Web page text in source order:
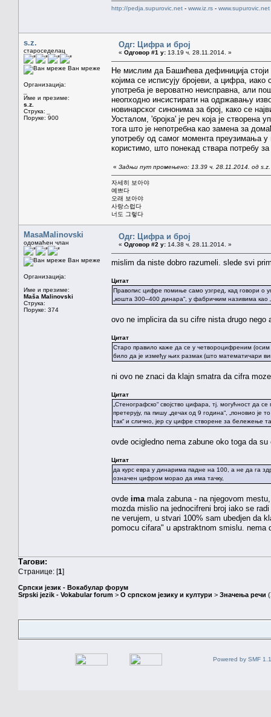
http://pedja.supurovic.net - www.iz.rs - www.supurovic.net
s.z.
староседелац
Ван мреже
Организација:
Име и презиме:
s.z.
Струка:
Поруке: 900
Одг: Цифра и број
« Одговор #1 у: 13.19 ч. 28.11.2014. »
Не мислим да Башићева дефиниција стоји
којима се исписују бројеви, а цифра,
употреба је вероватно неисправна, али
неопходно инсистирати на одржавању
новинарског синонима за број, како се
Уосталом, 'бројка' је реч која је
тога што је непотребна као замена за
употребу од самог момента преузимања у
користимо, што понекад ствара потребу
« Задњи пут промењено: 13.39 ч. 28.11.2014. од s.z.
자세히 보아야
예쁘다
오래 보아야
사랑스럽다
너도 그렇다
MasaMalinovski
одомаћен члан
Ван мреже
Организација:
Име и презиме:
Maša Malinovski
Струка:
Поруке: 374
Одг: Цифра и број
« Одговор #2 у: 14.38 ч. 28.11.2014. »
mislim da niste dobro razumeli. slede svi
Цитат
Правопис цифре помиње само узгред, кад говори о
„кошта 300–400 динара“, у фабричким називима као
ovo ne implicira da su cifre nista drugo nego
Цитат
Старо правило каже да се у четвороцифреним
било да је између њих размак (што математичари
ni ovo ne znaci da klajn smatra da cifra
Цитат
„Стенографско“ својство цифара, тј. могућност да
претерују, па пишу „дечак од 9 година“, „поновио
так“ и слично, јер су цифре створене за бележење
ovde ocigledno nema zabune oko toga da
Цитат
да курс евра у динарима падне на 100, а не да га
означен цифром морао да има тачку,
ovde ima mala zabuna - na njegovom
mozda mislio na jednocifreni broj iako se
ne verujem, u stvari 100% sam ubedjen da
pomocu cifara" u apstraktnom smislu. nema
Тагови:
Странице: [1]
Српски језик - Вокабулар форум
Srpski jezik - Vokabular forum > О српском језику и култури > Значења речи
Powered by SMF